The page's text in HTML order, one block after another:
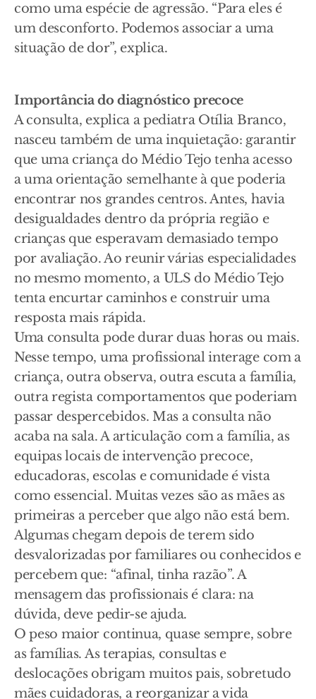
como uma espécie de agressão. “Para eles é
um desconforto. Podemos associar a uma
situação de dor”, explica.
Importância do diagnóstico precoce
A consulta, explica a pediatra Otília Branco,
nasceu também de uma inquietação: garantir
que uma criança do Médio Tejo tenha acesso
a uma orientação semelhante à que poderia
encontrar nos grandes centros. Antes, havia
desigualdades dentro da própria região e
crianças que esperavam demasiado tempo
por avaliação. Ao reunir várias especialidades
no mesmo momento, a ULS do Médio Tejo
tenta encurtar caminhos e construir uma
resposta mais rápida.
Uma consulta pode durar duas horas ou mais.
Nesse tempo, uma profissional interage com a
criança, outra observa, outra escuta a família,
outra regista comportamentos que poderiam
passar despercebidos. Mas a consulta não
acaba na sala. A articulação com a família, as
equipas locais de intervenção precoce,
educadoras, escolas e comunidade é vista
como essencial. Muitas vezes são as mães as
primeiras a perceber que algo não está bem.
Algumas chegam depois de terem sido
desvalorizadas por familiares ou conhecidos e
percebem que: “afinal, tinha razão”. A
mensagem das profissionais é clara: na
dúvida, deve pedir-se ajuda.
O peso maior continua, quase sempre, sobre
as famílias. As terapias, consultas e
deslocações obrigam muitos pais, sobretudo
mães cuidadoras, a reorganizar a vida